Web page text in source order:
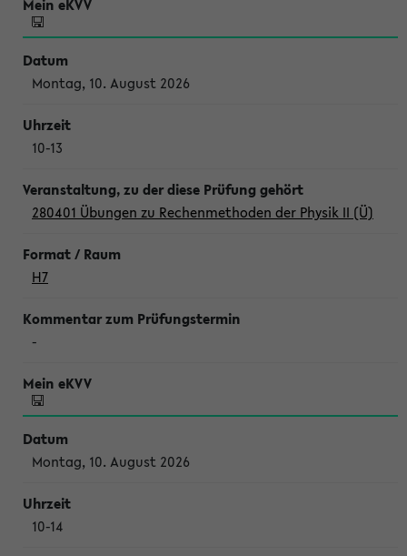
Montag, 10. August 2026
10-13
280401 Übungen zu Rechenmethoden der Physik II (Ü)
H7
-
Montag, 10. August 2026
10-14